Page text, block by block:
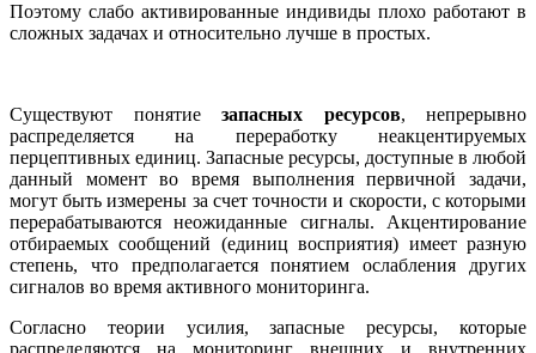
Поэтому слабо активированные инди­виды плохо работают в
сложных задачах и относительно лучше в простых.
Существуют понятие запасных ресурсов, непрерыв­но
распределяется на переработку неакцентируемых
перцептивных единиц. Запасные ресурсы, доступные в любой
данный момент во время выполнения первичной задачи,
могут быть измерены за счет точно­сти и скорости, с которыми
перерабатываются неожиданные сигналы. Акцентирование
отбираемых сообщений (единиц восприятия) имеет разную
степень, что предполагается понятием ослабления других
сигналов во время активного мониторинга.
Согласно теории усилия, запасные ресурсы, которые